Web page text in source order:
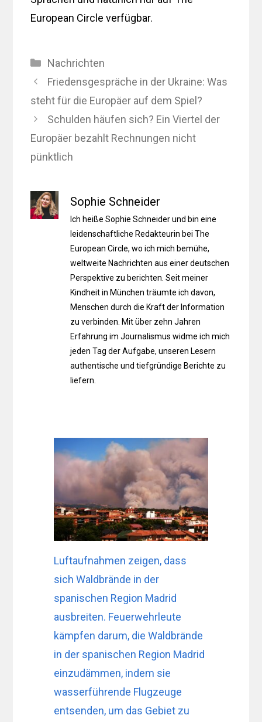
European Circle verfügbar.
Kategorien
Nachrichten
Friedensgespräche in der Ukraine: Was
steht für die Europäer auf dem Spiel?
Schulden häufen sich? Ein Viertel der
Europäer bezahlt Rechnungen nicht
pünktlich
Sophie Schneider
Ich heiße Sophie Schneider und bin eine
leidenschaftliche Redakteurin bei The
European Circle, wo ich mich bemühe,
weltweite Nachrichten aus einer deutschen
Perspektive zu berichten. Seit meiner
Kindheit in München träumte ich davon,
Menschen durch die Kraft der Information
zu verbinden. Mit über zehn Jahren
Erfahrung im Journalismus widme ich mich
jeden Tag der Aufgabe, unseren Lesern
authentische und tiefgründige Berichte zu
liefern.
Luftaufnahmen zeigen, dass
sich Waldbrände in der
spanischen Region Madrid
ausbreiten. Feuerwehrleute
kämpfen darum, die Waldbrände
in der spanischen Region Madrid
einzudämmen, indem sie
wasserführende Flugzeuge
entsenden, um das Gebiet zu